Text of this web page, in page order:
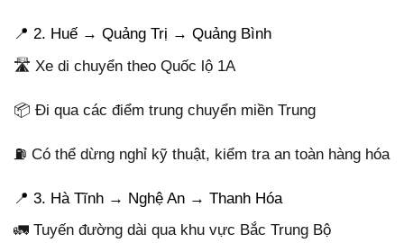
📍 2. Huế → Quảng Trị → Quảng Bình
🛣️ Xe di chuyển theo Quốc lộ 1A
📦 Đi qua các điểm trung chuyển miền Trung
⛽ Có thể dừng nghỉ kỹ thuật, kiểm tra an toàn hàng hóa
📍 3. Hà Tĩnh → Nghệ An → Thanh Hóa
🚛 Tuyến đường dài qua khu vực Bắc Trung Bộ